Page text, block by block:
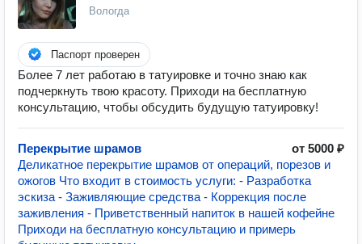
Вологда
Паспорт проверен
Более 7 лет работаю в татуировке и точно знаю как
подчеркнуть твою красоту. Приходи на бесплатную
консультацию, чтобы обсудить будущую татуировку!
Перекрытие шрамов
от 5000 ₽
Деликатное перекрытие шрамов от операций, порезов и
ожогов Что входит в стоимость услуги: - Разработка
эскиза - Заживляющие средства - Коррекция после
заживления - Приветственный напиток в нашей кофейне
Приходи на бесплатную консультацию и примерь